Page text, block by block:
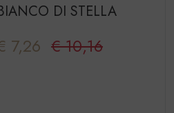
DI STELLA
7,26 € 10,16